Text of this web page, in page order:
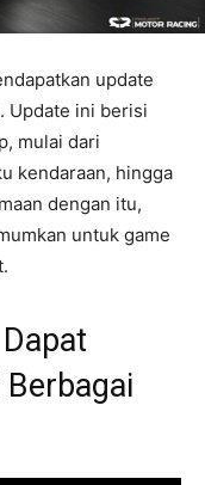
update
Update ini berisi
mulai dari
kendaraan, hingga
dengan itu,
untuk game